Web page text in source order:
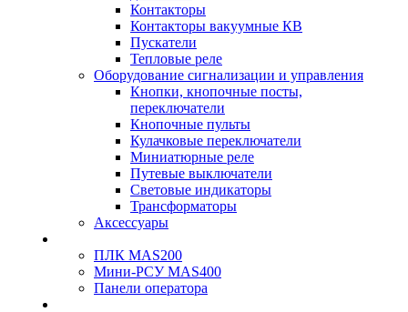
Контакторы
Контакторы вакуумные КВ
Пускатели
Тепловые реле
Оборудование сигнализации и управления
Кнопки, кнопочные посты,
переключатели
Кнопочные пульты
Кулачковые переключатели
Миниатюрные реле
Путевые выключатели
Световые индикаторы
Трансформаторы
Аксессуары
ПЛК MAS200
Мини-РСУ MAS400
Панели оператора